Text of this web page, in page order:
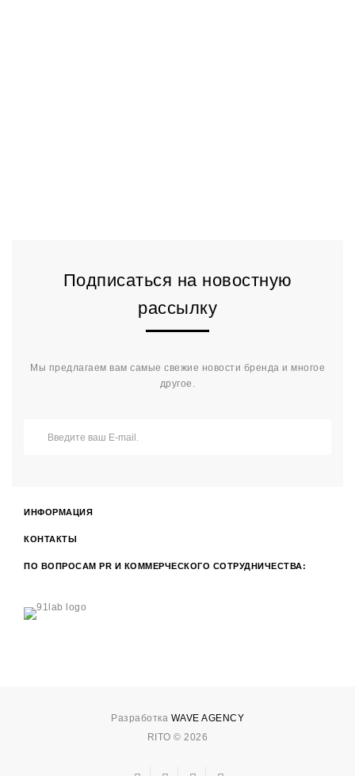
Подписаться на новостную
рассылку
Мы предлагаем вам самые свежие новости бренда и многое
другое.
ИНФОРМАЦИЯ
КОНТАКТЫ
ПО ВОПРОСАМ PR И КОММЕРЧЕСКОГО СОТРУДНИЧЕСТВА:
Разработка WAVE AGENCY
RITO © 2026